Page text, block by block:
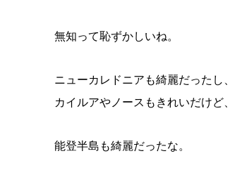
無知って恥ずかしいね。
ニューカレドニアも綺麗だったし、
カイルアやノースもきれいだけど、
能登半島も綺麗だったな。